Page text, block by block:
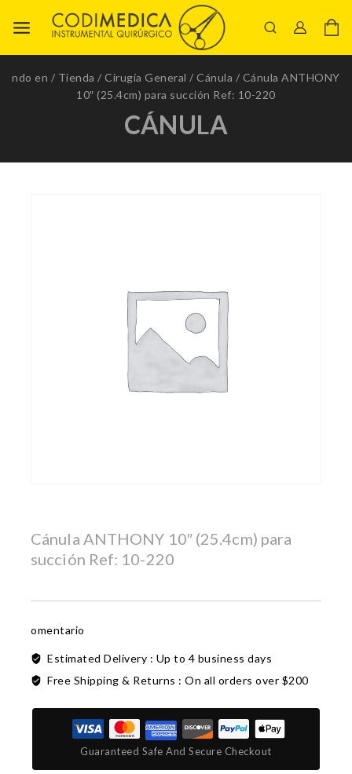
ndo en / Tienda / Cirugía General / Cánula / Cánula ANTHONY
10″ (25.4cm) para succión Ref: 10-220
CÁNULA
Cánula ANTHONY 10″ (25.4cm) para
succión Ref: 10-220
omentario
Estimated Delivery : Up to 4 business days
Free Shipping & Returns : On all orders over $200
Guaranteed Safe And Secure Checkout